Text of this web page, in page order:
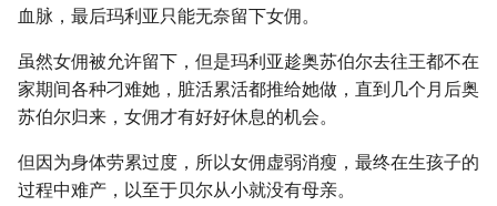
血脉，最后玛利亚只能无奈留下女佣。
虽然女佣被允许留下，但是玛利亚趁奥苏伯尔去往王都不在
家期间各种刁难她，脏活累活都推给她做，直到几个月后奥
苏伯尔归来，女佣才有好好休息的机会。
但因为身体劳累过度，所以女佣虚弱消瘦，最终在生孩子的
过程中难产，以至于贝尔从小就没有母亲。